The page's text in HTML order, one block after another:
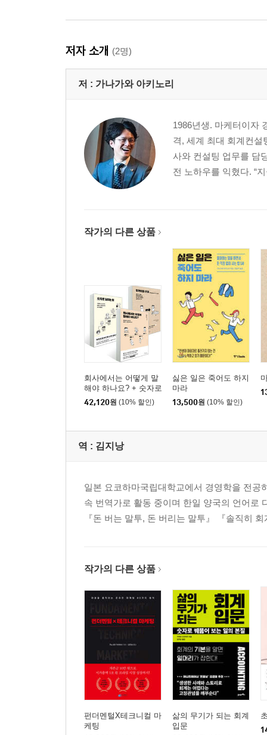
저자 소개 (2명)
저 : 가나가와 아키노리
1986년생. 마케터이자
격, 세계 최대 회계컨설
사와 컨설팅 업무를 담
전 노하우를 익혔다. “
작가의 다른 상품
회사에서는 어떻게 말
해야 하나요? + 숫자로
일하는 법 + 마케터의
문장 세트
42,120원 (10% 할인)
싫은 일은 죽어도 하지
마라
13,500원 (10% 할인)
역 : 김지낭
일본 요코하마국립대학교에서 경영학을 전
속 번역가로 활동 중이며 한일 양국의 언어로
『돈 버는 말투, 돈 버리는 말투』 『솔직히
작가의 다른 상품
펀더멘털X테크니컬 마
케팅
삶의 무기가 되는 회계
입문